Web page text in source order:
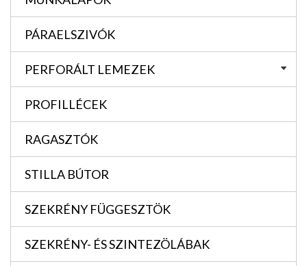
PÁRAELSZIVÓK
PERFORÁLT LEMEZEK
PROFILLÉCEK
RAGASZTÓK
STILLA BÚTOR
SZEKRÉNY FÜGGESZTÖK
SZEKRÉNY- ÉS SZINTEZÖLÁBAK